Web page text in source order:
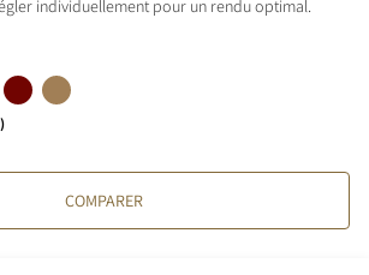
individuellement pour un rendu optimal.
COMPARER